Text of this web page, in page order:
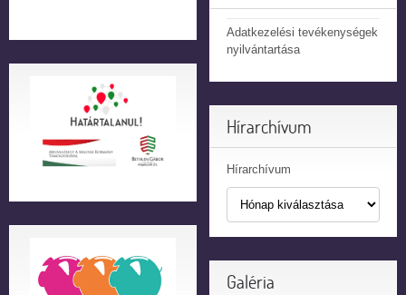
Adatkezelési tevékenységek
nyilvántartása
Hírarchívum
Hírarchívum
Galéria